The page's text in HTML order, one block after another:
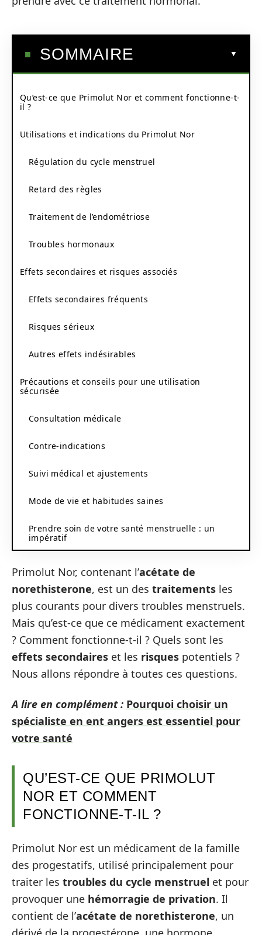
SOMMAIRE
Qu’est-ce que Primolut Nor et comment fonctionne-t-
il ?
Utilisations et indications du Primolut Nor
Régulation du cycle menstruel
Retard des règles
Traitement de l’endométriose
Troubles hormonaux
Effets secondaires et risques associés
Effets secondaires fréquents
Risques sérieux
Autres effets indésirables
Précautions et conseils pour une utilisation
sécurisée
Consultation médicale
Contre-indications
Suivi médical et ajustements
Mode de vie et habitudes saines
Prendre soin de votre santé menstruelle : un
impératif
Primolut Nor, contenant l’acétate de
norethisterone, est un des traitements les
plus courants pour divers troubles menstruels.
Mais qu’est-ce que ce médicament exactement
? Comment fonctionne-t-il ? Quels sont les
effets secondaires et les risques potentiels ?
Nous allons répondre à toutes ces questions.
A lire en complément : Pourquoi choisir un
spécialiste en ent angers est essentiel pour
votre santé
QU’EST-CE QUE PRIMOLUT
NOR ET COMMENT
FONCTIONNE-T-IL ?
Primolut Nor est un médicament de la famille
des progestatifs, utilisé principalement pour
traiter les troubles du cycle menstruel et pour
provoquer une hémorragie de privation. Il
contient de l’acétate de norethisterone, un